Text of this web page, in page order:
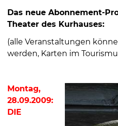
Das neue Abonnement-
Theater des Kurhauses:
(alle Veranstaltungen
werden, Karten im
Montag,
28.09.2009:
DIE